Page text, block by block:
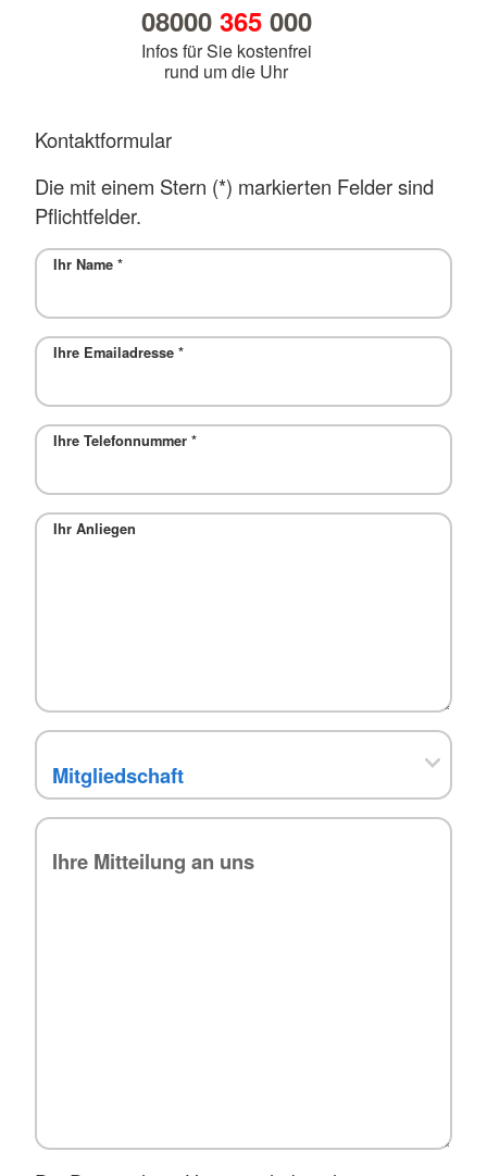
08000 365000
Infos für Sie kostenfrei
rund um die Uhr
Kontaktformular
Die mit einem Stern (*) markierten Felder sind
Pflichtfelder.
Ihr Name *
Ihre Emailadresse *
Ihre Telefonnummer *
Ihr Anliegen